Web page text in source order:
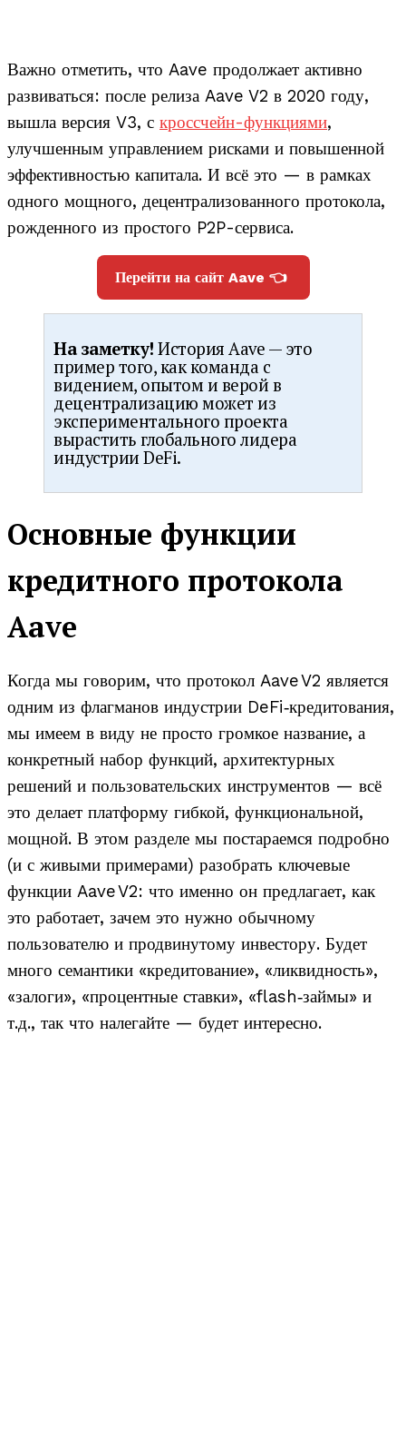
Важно отметить, что Aave продолжает активно
развиваться: после релиза Aave V2 в 2020 году,
вышла версия V3, с кроссчейн-функциями,
улучшенным управлением рисками и повышенной
эффективностью капитала. И всё это — в рамках
одного мощного, децентрализованного протокола,
рожденного из простого P2P-сервиса.
Перейти на сайт Aave 👈
На заметку! История Aave — это
пример того, как команда с
видением, опытом и верой в
децентрализацию может из
экспериментального проекта
вырастить глобального лидера
индустрии DeFi.
Основные функции
кредитного протокола
Aave
Когда мы говорим, что протокол Aave V2 является
одним из флагманов индустрии DeFi‑кредитования,
мы имеем в виду не просто громкое название, а
конкретный набор функций, архитектурных
решений и пользовательских инструментов — всё
это делает платформу гибкой, функциональной,
мощной. В этом разделе мы постараемся подробно
(и с живыми примерами) разобрать ключевые
функции Aave V2: что именно он предлагает, как
это работает, зачем это нужно обычному
пользователю и продвинутому инвестору. Будет
много семантики «кредитование», «ликвидность»,
«залоги», «процентные ставки», «flash‑займы» и
т.д., так что налегайте — будет интересно.